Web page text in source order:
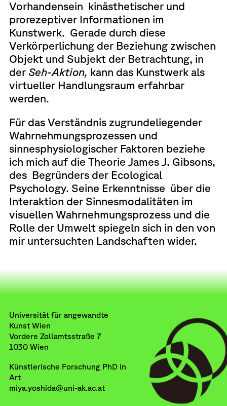
Vorhandensein kinästhetischer und
prorezeptiver Informationen im
Kunstwerk. Gerade durch diese
Verkörperlichung der Beziehung zwischen
Objekt und Subjekt der Betrachtung, in
der Seh-Aktion, kann das Kunstwerk als
virtueller Handlungsraum erfahrbar
werden.
Für das Verständnis zugrundeliegender
Wahrnehmungsprozessen und
sinnesphysiologischer Faktoren beziehe
ich mich auf die Theorie James J. Gibsons,
des Begründers der Ecological
Psychology. Seine Erkenntnisse über die
Interaktion der Sinnesmodalitäten im
visuellen Wahrnehmungsprozess und die
Rolle der Umwelt spiegeln sich in den von
mir untersuchten Landschaften wider.
Universität für angewandte
Kunst Wien
Vordere Zollamtsstraße 7
1030 Wien
Künstlerische Forschung PhD in
Art
miya.yoshida@uni-ak.ac.at